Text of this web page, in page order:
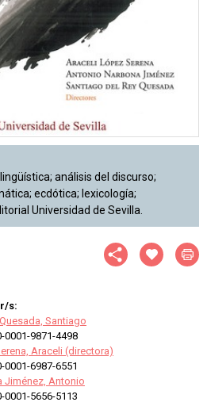
análisis del discurso;
ecdótica; lexicología;
Universidad de Sevilla.
s:
Santiago
0001-9871-4498
Araceli (directora)
0001-6987-6551
Jiménez, Antonio
0001-5656-5113